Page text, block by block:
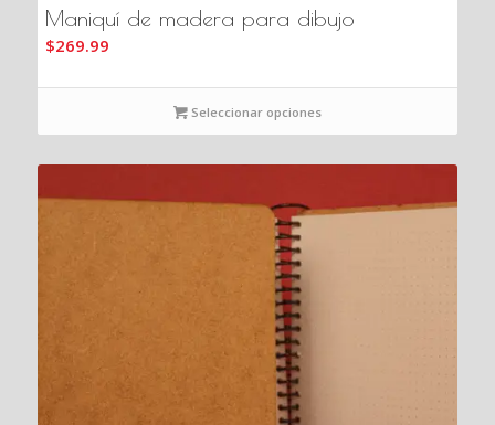
Maniquí de madera para dibujo
$269.99
Seleccionar opciones